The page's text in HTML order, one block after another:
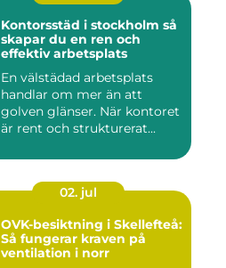
Kontorsstäd i stockholm så
skapar du en ren och
effektiv arbetsplats
En välstädad arbetsplats
handlar om mer än att
golven glänser. När kontoret
är rent och strukturerat...
02. jul
OVK-besiktning i Skellefteå:
Så fungerar kraven på
ventilation i norr